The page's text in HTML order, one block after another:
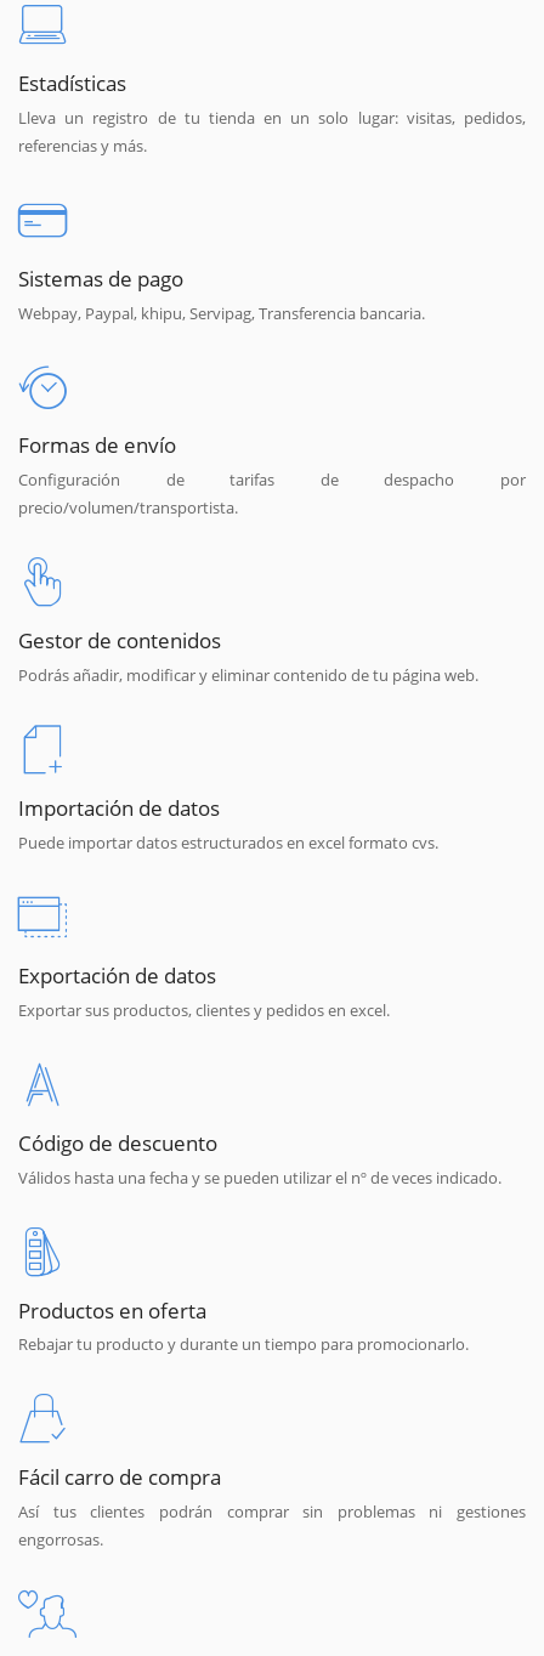
Estadísticas
Lleva un registro de tu tienda en un solo lugar: visitas, pedidos,
referencias y más.
Sistemas de pago
Webpay, Paypal, khipu, Servipag, Transferencia bancaria.
Formas de envío
Configuración de tarifas de despacho por
precio/volumen/transportista.
Gestor de contenidos
Podrás añadir, modificar y eliminar contenido de tu página web.
Importación de datos
Puede importar datos estructurados en excel formato cvs.
Exportación de datos
Exportar sus productos, clientes y pedidos en excel.
Código de descuento
Válidos hasta una fecha y se pueden utilizar el nº de veces indicado.
Productos en oferta
Rebajar tu producto y durante un tiempo para promocionarlo.
Fácil carro de compra
Así tus clientes podrán comprar sin problemas ni gestiones
engorrosas.